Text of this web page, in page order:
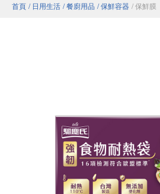
首頁 / 日用生活 / 餐廚用品 / 保鮮容器 / 保鮮膜